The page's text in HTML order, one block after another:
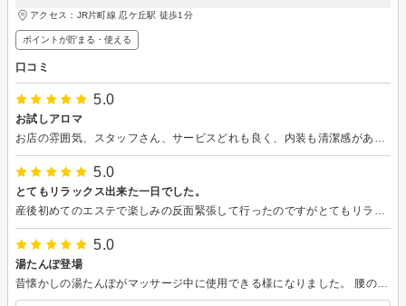
アクセス：JR片町線 忍ケ丘駅 徒歩1分
ポイントが貯まる・使える
口コミ
5.0
お試しアロマ
5.0
とてもリラックス出来た一日でした。
5.0
湯たんぽ登場
昔懐かしの湯たんぽがマッサージ中に使用できる様になりました。 腰の下かおなかの上を勧められましたが、腰の下にしいてしまうと海老ぞり？になってしまったので、私はおなかの上に置いてぬくぬく。 施術台もバスタオルの下に電気毛布がしいてあるので、冬でも気持ち良くマッサージが受けれますよ。